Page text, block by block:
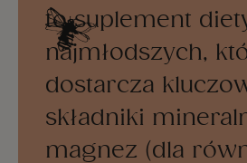
to suplement
najmłodszych,
dostarcza
składniki
magnez (dla